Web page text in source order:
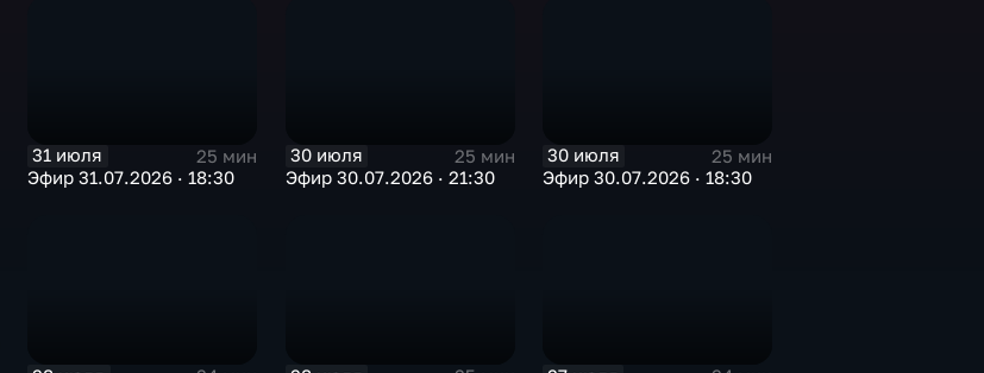
31 июля
25 мин
Эфир 31.07.2026 · 18:30
30 июля
25 мин
Эфир 30.07.2026 · 21:30
30 июля
25 мин
Эфир 30.07.2026 · 18:30